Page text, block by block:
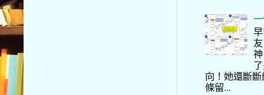
向！她還斷
條留...